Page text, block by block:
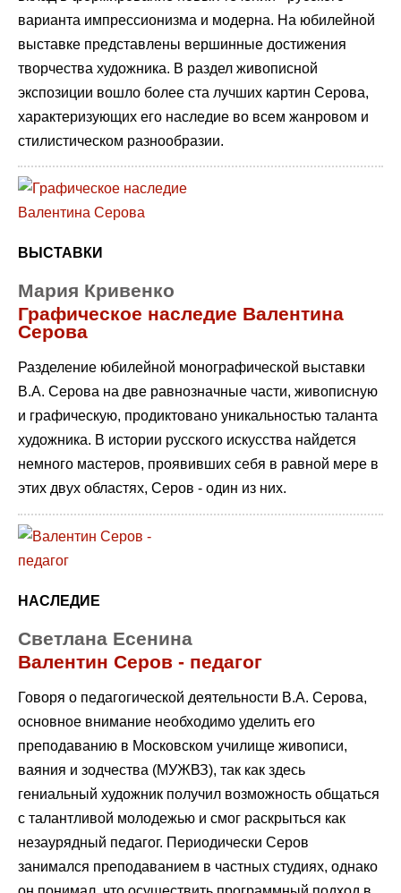
варианта импрессионизма и модерна. На юбилейной
выставке представлены вершинные достижения
творчества художника. В раздел живописной
экспозиции вошло более ста лучших картин Серова,
характеризующих его наследие во всем жанровом и
стилистическом разнообразии.
ВЫСТАВКИ
Мария Кривенко
Графическое наследие Валентина
Серова
Разделение юбилейной монографической выставки
В.А. Серова на две равнозначные части, живописную
и графическую, продиктовано уникальностью таланта
художника. В истории русского искусства найдется
немного мастеров, проявивших себя в равной мере в
этих двух областях, Серов - один из них.
НАСЛЕДИЕ
Светлана Есенина
Валентин Серов - педагог
Говоря о педагогической деятельности В.А. Серова,
основное внимание необходимо уделить его
преподаванию в Московском училище живописи,
ваяния и зодчества (МУЖВЗ), так как здесь
гениальный художник получил возможность общаться
с талантливой молодежью и смог раскрыться как
незаурядный педагог. Периодически Серов
занимался преподаванием в частных студиях, однако